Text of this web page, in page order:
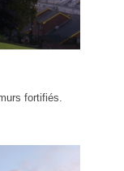
fortifiés.